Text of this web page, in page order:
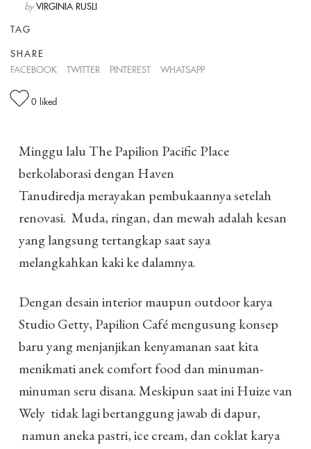
by VIRGINIA RUSLI
TAG
SHARE
FACEBOOK
TWITTER PINTEREST WHATSAPP
0 liked
Minggu lalu The Papilion Pacific Place
berkolaborasi dengan Haven
Tanudiredja merayakan pembukaannya setelah
renovasi. Muda, ringan, dan mewah adalah kesan
yang langsung tertangkap saat saya
melangkahkan kaki ke dalamnya.
Dengan desain interior maupun outdoor karya
Studio Getty, Papilion Café mengusung konsep
baru yang menjanjikan kenyamanan saat kita
menikmati anek comfort food dan minuman-
minuman seru disana. Meskipun saat ini Huize van
Wely tidak lagi bertanggung jawab di dapur,
namun aneka pastri, ice cream, dan coklat karya